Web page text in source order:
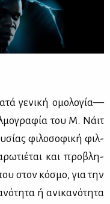
γε­νι­κή ομο­λο­γία—
του Μ. Νάιτ
φι­λο­σο­φι­κή φιλ­
και προ­βλη­
στον κό­σμο, για την
ή ανι­κα­νό­τη­τα